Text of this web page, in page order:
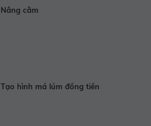
Nâng cằm
Tạo hình má lúm đồng tiền